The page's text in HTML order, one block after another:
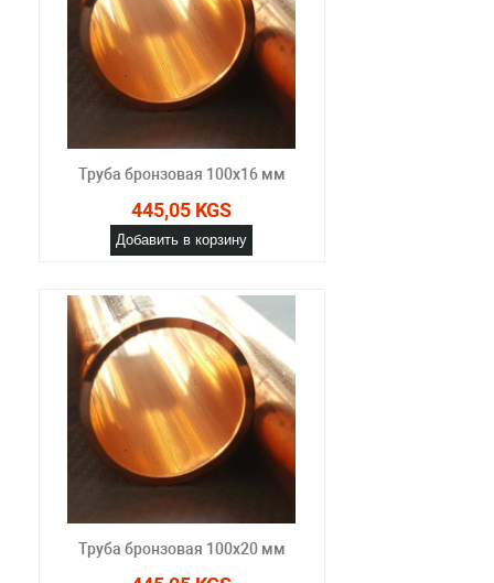
Труба бронзовая 100x16 мм
445,05 KGS
Добавить в корзину
Труба бронзовая 100x20 мм